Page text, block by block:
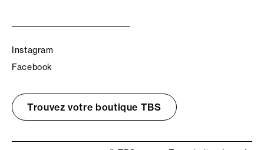
Instagram
Facebook
Trouvez votre boutique TBS